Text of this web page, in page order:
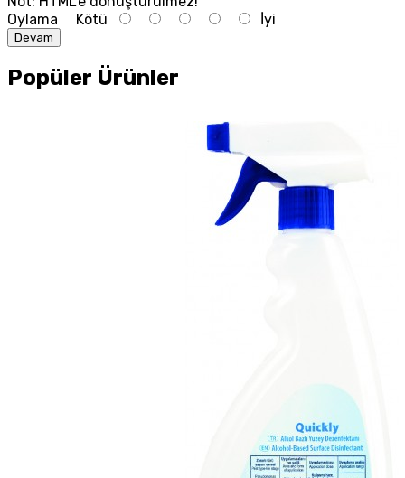
Oylama Kötü İyi
Devam
Popüler Ürünler